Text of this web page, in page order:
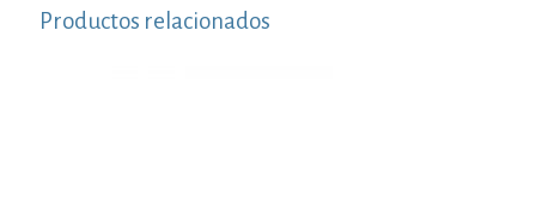
Productos relacionados